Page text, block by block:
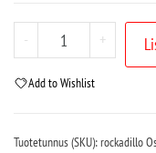
- +
Add to Wishlist
Tuotetunnus (SKU):rockadillo